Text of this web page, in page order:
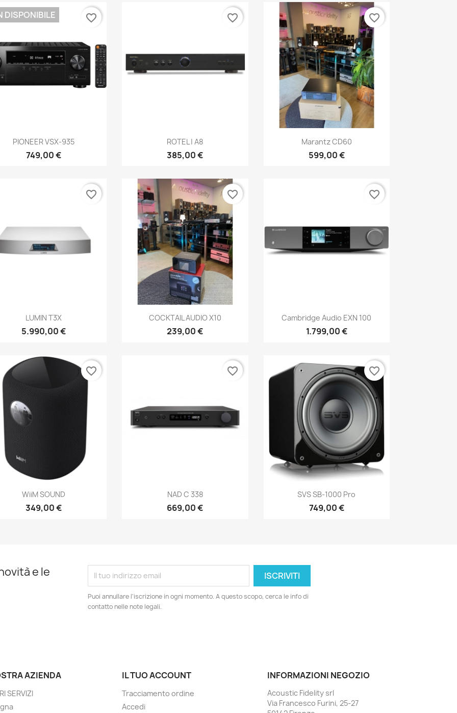
Anteprima
PIONEER VSX-935
749,00 €
DISPONIBILE favorite_border
Anteprima
ROTEL | A8
385,00 €
favorite_border
Anteprima
Marantz CD60
599,00 €
favorite_border
 Anteprima
LUMIN T3X
5.990,00 €
favorite_border
Anteprima
COCKTAIL AUDIO X10
239,00 €
favorite_border
Anteprima
Cambridge Audio EXN 100
1.799,00 €
favorite_border
Anteprima
WiiM SOUND
349,00 €
favorite_border
Anteprima
NAD C 338
669,00 €
favorite_border
Anteprima
SVS SB-1000 Pro
749,00 €
favorite_border
e le
Puoi annullare l'iscrizione in ogni momento. A questo scopo, cerca le info di
contatto nelle note legali.
AZIENDA
SERVIZI
IL TUO ACCOUNT
Tracciamento ordine
Accedi
INFORMAZIONI NEGOZIO
Acoustic Fidelity srl
Via Francesco Furini, 25-27